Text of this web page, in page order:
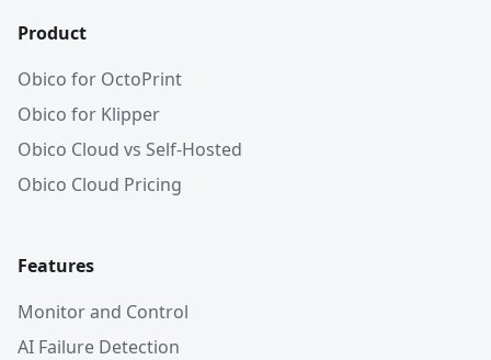
Product
Obico for OctoPrint
Obico for Klipper
Obico Cloud vs Self-Hosted
Obico Cloud Pricing
Features
Monitor and Control
AI Failure Detection